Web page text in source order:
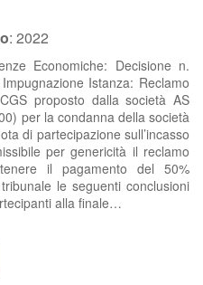
: 2022
Economiche: Decisione n.
Istanza: Reclamo
proposto dalla società AS
per la condanna della società
di partecipazione sull’incasso
per genericità il reclamo
il pagamento del 50%
le seguenti conclusioni
alla finale…